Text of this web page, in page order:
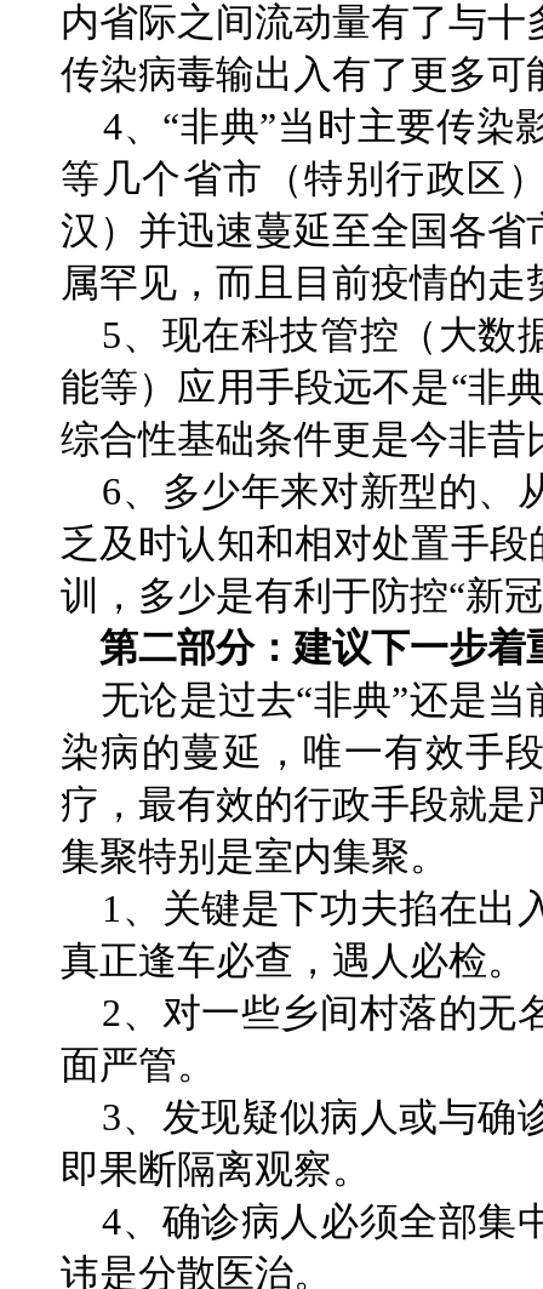
内省际之间流动量有了与
传染病毒输出入有了更多可
4、“非典”当时主要传染
等几个省市（特别行政区
汉）并迅速蔓延至全国各
属罕见，而且目前疫情的走
5、现在科技管控（大数
能等）应用手段远不是“非
综合性基础条件更是今非昔
6、多少年来对新型的、
乏及时认知和相对处置手
训，多少是有利于防控“新
第二部分：建议下一步着
无论是过去“非典”还是当
染病的蔓延，唯一有效手
疗，最有效的行政手段就
集聚特别是室内集聚。
1、关键是下功夫掐在出
真正逢车必查，遇人必检。
2、对一些乡间村落的无
面严管。
3、发现疑似病人或与确
即果断隔离观察。
4、确诊病人必须全部集
讳是分散医治。